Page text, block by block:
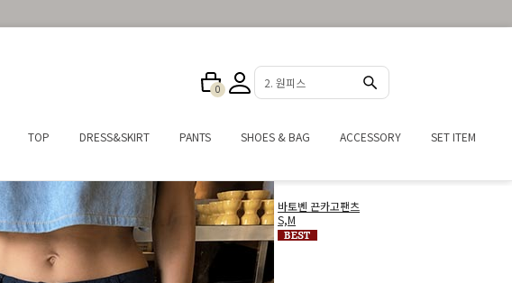
0 2. 원피스
TOP DRESS&SKIRT PANTS SHOES & BAG ACCESSORY
SET ITEM
바토벤 끈카고팬츠
S,M